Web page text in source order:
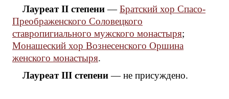
Лауреат II степени—Братский хор Спасо-
Преображенского Соловецкого
ставропигиального мужского монастыря;
Монашеский хор Вознесенского Оршина
женского монастыря.
Лауреат III степени— не присуждено.